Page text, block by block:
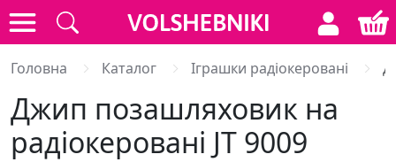
Головна Каталог Іграшки радіокеровані
Джип позашляховик на
радіокеровані JT 9009